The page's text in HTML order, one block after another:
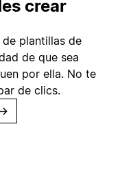
crear
plantillas de
de que sea
por ella. No te
de clics.
→